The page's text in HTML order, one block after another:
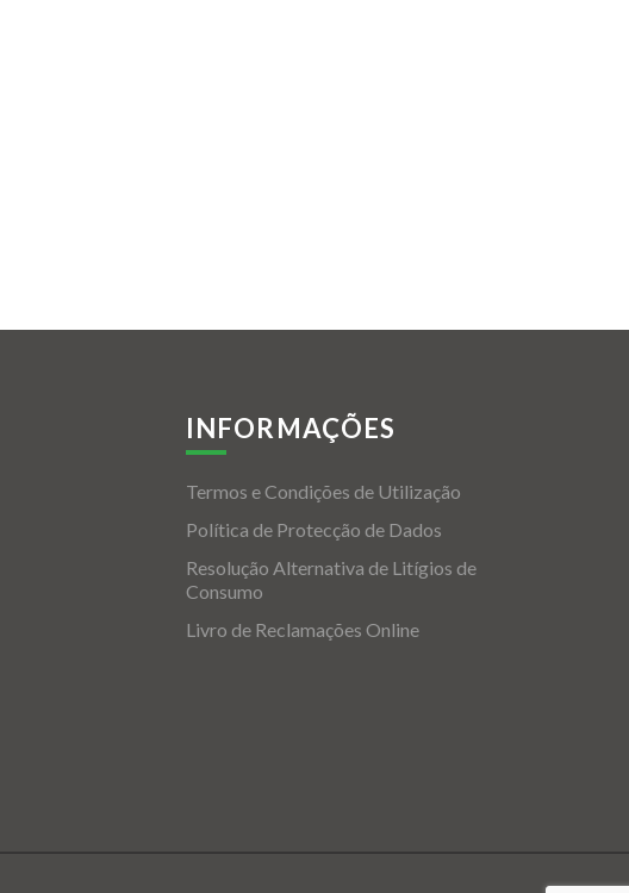
INFORMAÇÕES
Termos e Condições de Utilização
Política de Protecção de Dados
Resolução Alternativa de Litígios de
Consumo
Livro de Reclamações Online